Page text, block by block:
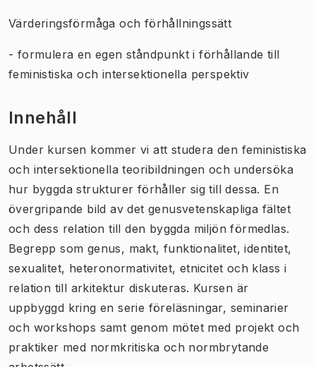
Värderingsförmåga och förhållningssätt
- formulera en egen ståndpunkt i förhållande till
feministiska och intersektionella perspektiv
Innehåll
Under kursen kommer vi att studera den feministiska
och intersektionella teoribildningen och undersöka
hur byggda strukturer förhåller sig till dessa. En
övergripande bild av det genusvetenskapliga fältet
och dess relation till den byggda miljön förmedlas.
Begrepp som genus, makt, funktionalitet, identitet,
sexualitet, heteronormativitet, etnicitet och klass i
relation till arkitektur diskuteras. Kursen är
uppbyggd kring en serie föreläsningar, seminarier
och workshops samt genom mötet med projekt och
praktiker med normkritiska och normbrytande